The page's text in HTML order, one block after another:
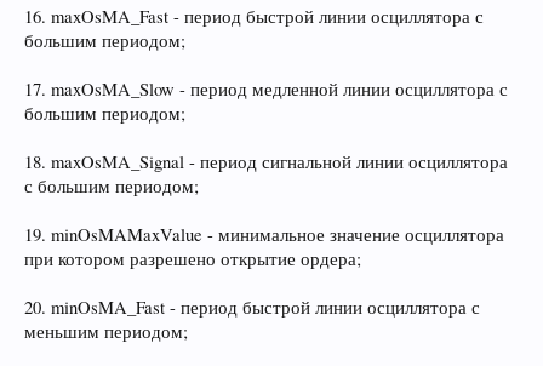
16. maxOsMA_Fast - период быстрой линии осциллятора с
большим периодом;
17. maxOsMA_Slow - период медленной линии осциллятора с
большим периодом;
18. maxOsMA_Signal - период сигнальной линии осциллятора
с большим периодом;
19. minOsMAMaxValue - минимальное значение осциллятора
при котором разрешено открытие ордера;
20. minOsMA_Fast - период быстрой линии осциллятора с
меньшим периодом;